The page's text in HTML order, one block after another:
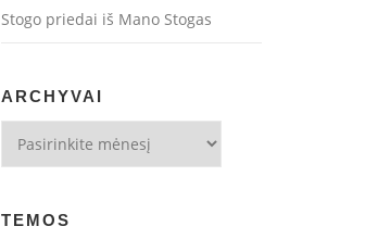
Stogo priedai iš Mano Stogas
ARCHYVAI
TEMOS